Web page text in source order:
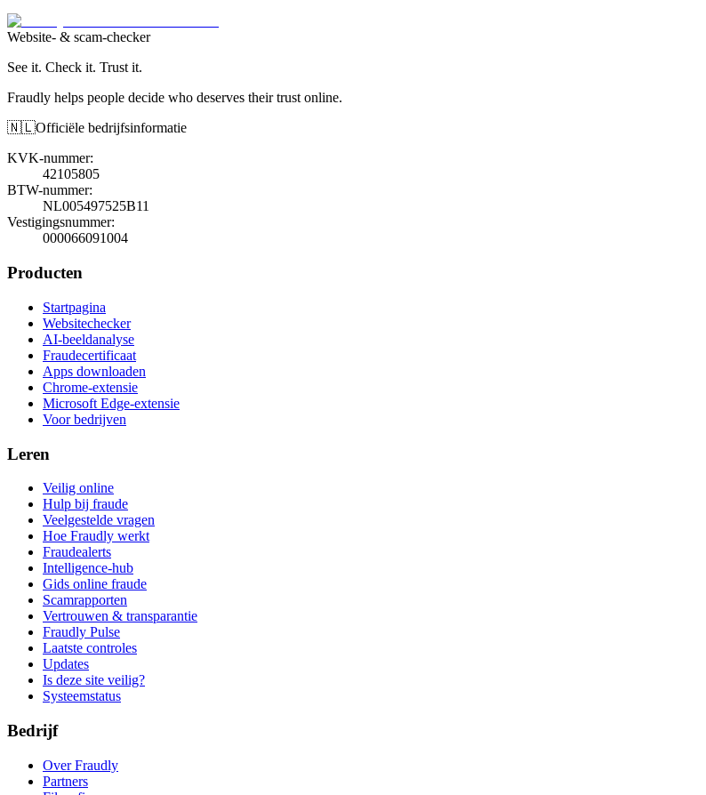
Website- & scam-checker
See it. Check it. Trust it.
Fraudly helps people decide who deserves their trust online.
🇳🇱Officiële bedrijfsinformatie
KVK-nummer:
42105805
BTW-nummer:
NL005497525B11
Vestigingsnummer:
000066091004
Producten
Startpagina
Websitechecker
AI-beeldanalyse
Fraudecertificaat
Apps downloaden
Chrome-extensie
Microsoft Edge-extensie
Voor bedrijven
Leren
Veilig online
Hulp bij fraude
Veelgestelde vragen
Hoe Fraudly werkt
Fraudealerts
Intelligence-hub
Gids online fraude
Scamrapporten
Vertrouwen & transparantie
Fraudly Pulse
Laatste controles
Updates
Is deze site veilig?
Systeemstatus
Bedrijf
Over Fraudly
Partners